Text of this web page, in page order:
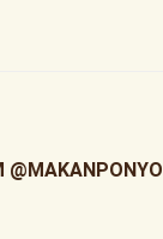
@MAKANPONYO